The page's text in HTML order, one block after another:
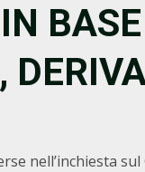
nell’inchiesta